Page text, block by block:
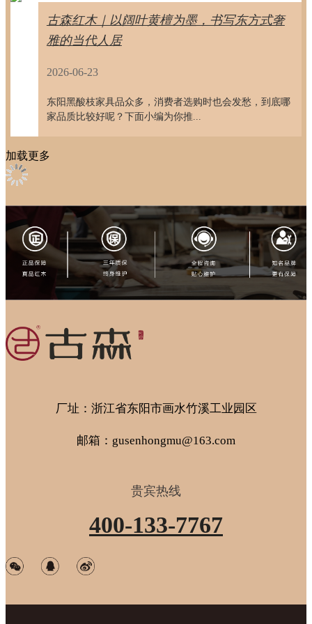
古森红木｜以阔叶黄檀为墨，书写东方式奢
雅的当代人居
2026-06-23
东阳黑酸枝家具品众多，消费者选购时也会发愁，到底哪
家品质比较好呢？下面小编为你推...
加载更多
厂址：浙江省东阳市画水竹溪工业园区
邮箱：gusenhongmu@163.com
贵宾热线
400-133-7767